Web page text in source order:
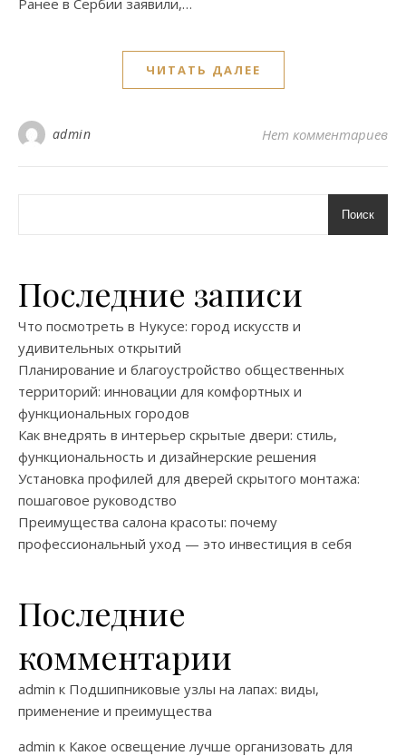
ЧИТАТЬ ДАЛЕЕ
admin Нет комментариев
Поиск
Последние записи
Что посмотреть в Нукусе: город искусств и
удивительных открытий
Планирование и благоустройство общественных
территорий: инновации для комфортных и
функциональных городов
Как внедрять в интерьер скрытые двери: стиль,
функциональность и дизайнерские решения
Установка профилей для дверей скрытого монтажа:
пошаговое руководство
Преимущества салона красоты: почему
профессиональный уход — это инвестиция в себя
Последние
комментарии
admin к Подшипниковые узлы на лапах: виды,
применение и преимущества
admin к Какое освещение лучше организовать для